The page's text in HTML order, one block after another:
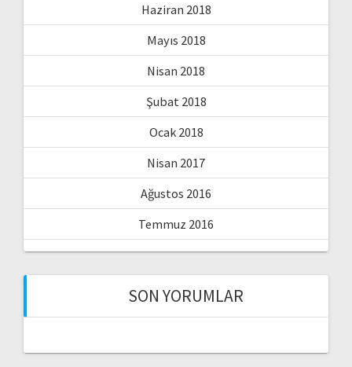
Haziran 2018
Mayıs 2018
Nisan 2018
Şubat 2018
Ocak 2018
Nisan 2017
Ağustos 2016
Temmuz 2016
SON YORUMLAR